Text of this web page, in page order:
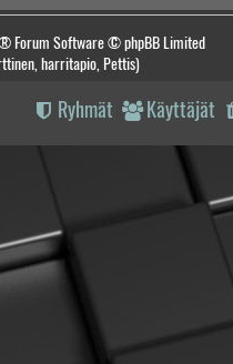
Forum Software © phpBB Limited
harritapio, Pettis)
Käyttäjät
Ryhmät